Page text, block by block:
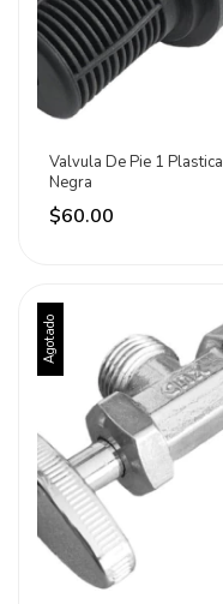
Valvula De Pie 1 Plastica
Negra
$60.00
Agotado